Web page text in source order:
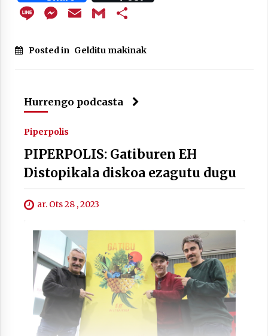
Berria egunkarian elkarrizketa
Zebrabidearen denboraldi amaiera
EHZtik
2021/07/01
LineMessenger
EmailGmail
Posted in Gelditu makinak
Hurrengo podcasta
Piperpolis
PIPERPOLIS: Gatiburen EH
Distopikala diskoa ezagutu dugu
ar. Ots 28 , 2023